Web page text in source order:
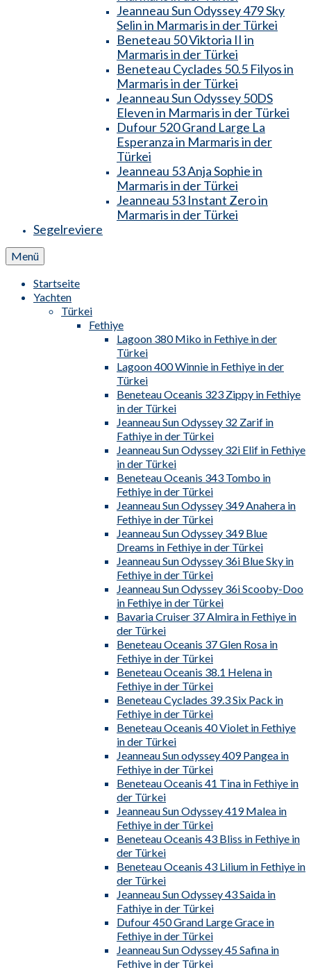
Jeanneau Sun Odyssey 479 Sky
Selin in Marmaris in der Türkei
Beneteau 50 Viktoria II in
Marmaris in der Türkei
Beneteau Cyclades 50.5 Filyos in
Marmaris in der Türkei
Jeanneau Sun Odyssey 50DS
Eleven in Marmaris in der Türkei
Dufour 520 Grand Large La
Esperanza in Marmaris in der
Türkei
Jeanneau 53 Anja Sophie in
Marmaris in der Türkei
Jeanneau 53 Instant Zero in
Marmaris in der Türkei
Segelreviere
Menü
Startseite
Yachten
Türkei
Fethiye
Lagoon 380 Miko in Fethiye in der
Türkei
Lagoon 400 Winnie in Fethiye in der
Türkei
Beneteau Oceanis 323 Zippy in Fethiye
in der Türkei
Jeanneau Sun Odyssey 32 Zarif in
Fathiye in der Türkei
Jeanneau Sun Odyssey 32i Elif in Fethiye
in der Türkei
Beneteau Oceanis 343 Tombo in
Fethiye in der Türkei
Jeanneau Sun Odyssey 349 Anahera in
Fethiye in der Türkei
Jeanneau Sun Odyssey 349 Blue
Dreams in Fethiye in der Türkei
Jeanneau Sun Odyssey 36i Blue Sky in
Fethiye in der Türkei
Jeanneau Sun Odyssey 36i Scooby-Doo
in Fethiye in der Türkei
Bavaria Cruiser 37 Almira in Fethiye in
der Türkei
Beneteau Oceanis 37 Glen Rosa in
Fethiye in der Türkei
Beneteau Oceanis 38.1 Helena in
Fethiye in der Türkei
Beneteau Cyclades 39.3 Six Pack in
Fethiye in der Türkei
Beneteau Oceanis 40 Violet in Fethiye
in der Türkei
Jeanneau Sun odyssey 409 Pangea in
Fethiye in der Türkei
Beneteau Oceanis 41 Tina in Fethiye in
der Türkei
Jeanneau Sun Odyssey 419 Malea in
Fethiye in der Türkei
Beneteau Oceanis 43 Bliss in Fethiye in
der Türkei
Beneteau Oceanis 43 Lilium in Fethiye in
der Türkei
Jeanneau Sun Odyssey 43 Saida in
Fathiye in der Türkei
Dufour 450 Grand Large Grace in
Fethiye in der Türkei
Jeanneau Sun Odyssey 45 Safina in
Fethiye in der Türkei